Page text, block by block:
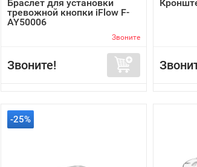
Браслет для установки
тревожной кнопки iFlow F-
AY50006
Звоните
Звоните!
-25%